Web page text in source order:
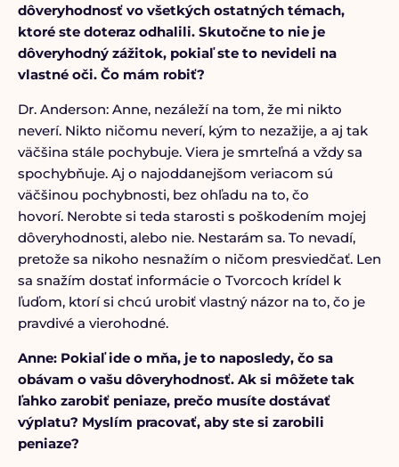
dôveryhodnosť vo všetkých ostatných témach,
ktoré ste doteraz odhalili. Skutočne to nie je
dôveryhodný zážitok, pokiaľ ste to nevideli na
vlastné oči. Čo mám robiť?
Dr. Anderson: Anne, nezáleží na tom, že mi nikto
neverí. Nikto ničomu neverí, kým to nezažije, a aj tak
väčšina stále pochybuje. Viera je smrteľná a vždy sa
spochybňuje. Aj o najoddanejšom veriacom sú
väčšinou pochybnosti, bez ohľadu na to, čo
hovorí. Nerobte si teda starosti s poškodením mojej
dôveryhodnosti, alebo nie. Nestarám sa. To nevadí,
pretože sa nikoho nesnažím o ničom presviedčať. Len
sa snažím dostať informácie o Tvorcoch krídel k
ľuďom, ktorí si chcú urobiť vlastný názor na to, čo je
pravdivé a vierohodné.
Anne: Pokiaľ ide o mňa, je to naposledy, čo sa
obávam o vašu dôveryhodnosť. Ak si môžete tak
ľahko zarobiť peniaze, prečo musíte dostávať
výplatu? Myslím pracovať, aby ste si zarobili
peniaze?